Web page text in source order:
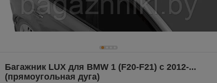
Багажник LUX для BMW 1 (F20-F21) c 2012-...
(прямоугольная дуга)